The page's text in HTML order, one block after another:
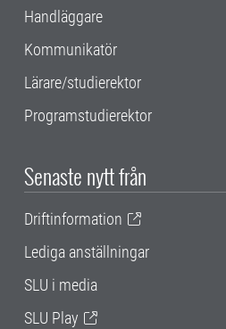
Handläggare
Kommunikatör
Lärare/studierektor
Programstudierektor
Senaste nytt från
Driftinformation
Lediga anställningar
SLU i media
SLU Play